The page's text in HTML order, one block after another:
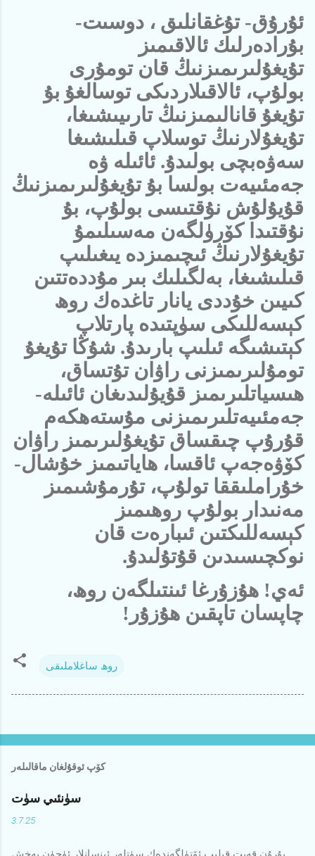
ئۇرۇق- تۇغقانلىق ، دوسىت-
بۇرادەرلىك ئالاقىمىز
تۇيغۇلىرىمىزنىڭ قان تومۇرى
بولۇپ، ئالاقىلاردىكى توسالغۇ بۇ
تۇيغۇ قانالىمىزنىڭ تارىيىشىغا،
تۇيغۇلارنىڭ توسلاپ قىلىشىغا
سەۋەبچى بولىدۇ. ئائىلە ۋە
جەمئىيەت بولسا بۇ تۇيغۇلىرىمىزنىڭ
قۇيۇلۇش نۇقتىسى بولۇپ، بۇ
نۇقتىدا كۆرۈلگەن مەسىلىمۇ
تۇيغۇلارنىڭ ئىچىمىزدە يىغىلىپ
قىلىشىغا، بەلگىلىك بىر مۇددەتتىن
كىيىن خۇددى يانار تاغدەك روھ
كېسەللىكى سۈپتىدە پارتلاپ
كېتىشىگە ئىلىپ بارىدۇ. شۇڭا تۇيغۇ
تومۇلىرىمىزنى راۋان تۇتساق،
ھىسياتلىرىمىز قۇيۇلىدىغان ئائىلە-
جەمئىيەتلىرىمىزنى مۇستەھكەم
قۇرۇپ چىقساق تۇيغۇلىرىمىز راۋان
كۆۋەجەپ ئاقسا، ھاياتىمىز خۇشال-
خۇراملىققا تولۇپ، تۇرمۇشىمىز
مەنىدار بولۇپ روھىمىز
كېسەللىكتىن ئىبارەت قان
نوكچىسىدىن قۇتۇلىدۇ.
ئەي! ھۇزۇرغا ئىنتىلگەن روھ،
چاپسان تاپقىن ھۇزۇر!
روھ ساغلاملىقى
كۆپ ئوقۇلغان ماقالىلەر
سۈنئىي سۈت
3.7.25